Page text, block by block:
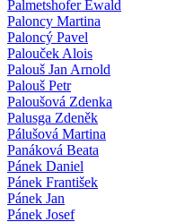
Palmetshofer Ewald
Paloncy Martina
Paloncý Pavel
Palouček Alois
Palouš Jan Arnold
Palouš Petr
Paloušová Zdenka
Palusga Zdeněk
Pálušová Martina
Panáková Beata
Pánek Daniel
Pánek František
Pánek Jan
Pánek Josef